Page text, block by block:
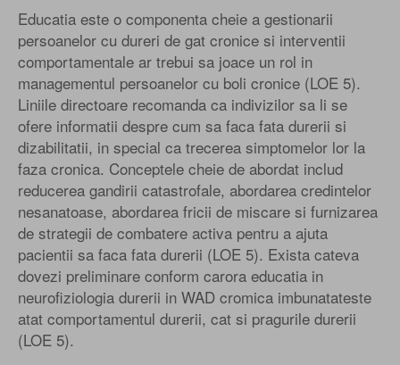
Educatia este o componenta cheie a gestionarii
persoanelor cu dureri de gat cronice si interventii
comportamentale ar trebui sa joace un rol in
managementul persoanelor cu boli cronice (LOE 5).
Liniile directoare recomanda ca indivizilor sa li se
ofere informatii despre cum sa faca fata durerii si
dizabilitatii, in special ca trecerea simptomelor lor la
faza cronica. Conceptele cheie de abordat includ
reducerea gandirii catastrofale, abordarea credintelor
nesanatoase, abordarea fricii de miscare si furnizarea
de strategii de combatere activa pentru a ajuta
pacientii sa faca fata durerii (LOE 5). Exista cateva
dovezi preliminare conform carora educatia in
neurofiziologia durerii in WAD cromica imbunatateste
atat comportamentul durerii, cat si pragurile durerii
(LOE 5).